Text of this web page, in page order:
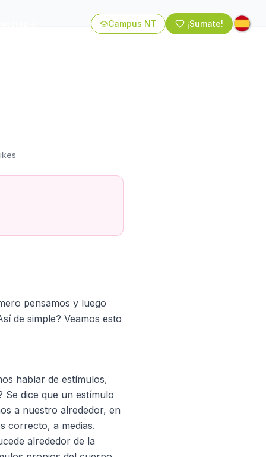
Campus NT ¡Sumate!
pensamos y luego
de simple? Veamos esto
hablar de estímulos,
Se dice que un estímulo
a nuestro alrededor, en
correcto, a medias.
alrededor de la